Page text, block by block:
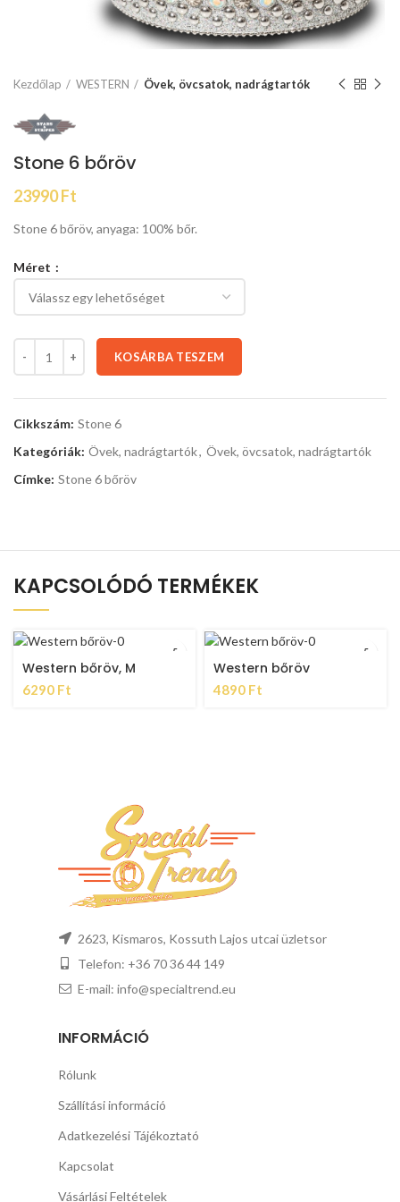
Kezdőlap WESTERN Övek, övcsatok, nadrágtartók
Stone 6 bőröv
23990Ft
Stone 6 bőröv, anyaga: 100% bőr.
Méret
KOSÁRBA TESZEM
Cikkszám: Stone 6
Kategóriák: Övek, nadrágtartók, Övek, övcsatok, nadrágtartók
Címke: Stone 6 bőröv
KAPCSOLÓDÓ TERMÉKEK
Western bőröv, M
6290 Ft
Western bőröv
4890 Ft
2623, Kismaros, Kossuth Lajos utcai üzletsor
Telefon: +36 70 36 44 149
E-mail: info@specialtrend.eu
INFORMÁCIÓ
Rólunk
Szállítási információ
Adatkezelési Tájékoztató
Kapcsolat
Vásárlási Feltételek